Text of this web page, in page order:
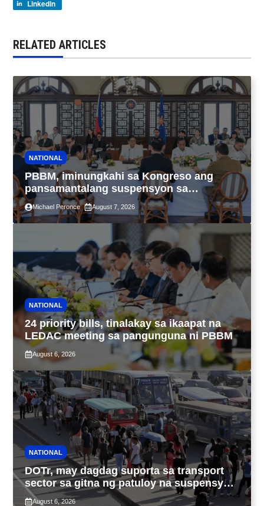
LinkedIn
RELATED ARTICLES
NATIONAL
PBBM, iminungkahi sa Kongreso ang
pansamantalang suspensyon sa
pagpapatupad ng Real Property Valuation
and Assessment Reform Act
Michael Peronce August 7, 2026
NATIONAL
24 priority bills, tinalakay sa ikaapat na
LEDAC meeting sa pangunguna ni PBBM
August 6, 2026
NATIONAL
DOTr, may dagdag suporta sa transport
sector sa gitna ng patuloy na suspensyon
ng taas-pasahe
August 6, 2026